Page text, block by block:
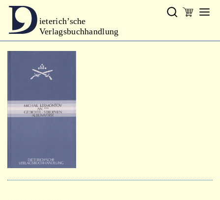
ieterich’sche
Verlagsbuchhandlung